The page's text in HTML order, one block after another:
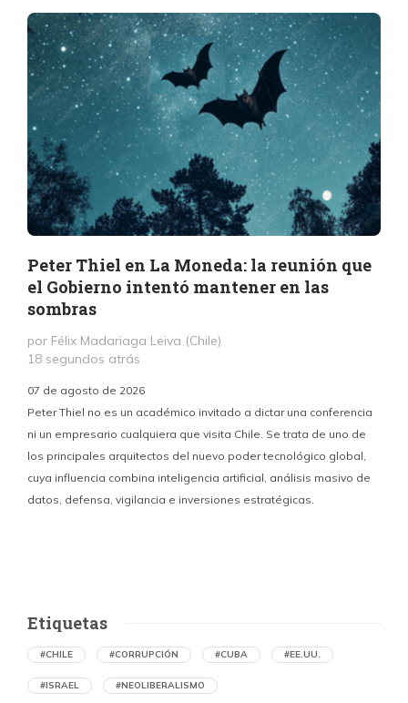
Peter Thiel en La Moneda: la reunión que
el Gobierno intentó mantener en las
sombras
por Félix Madariaga Leiva (Chile)
18 segundos atrás
07 de agosto de 2026
Peter Thiel no es un académico invitado a dictar una conferencia
ni un empresario cualquiera que visita Chile. Se trata de uno de
los principales arquitectos del nuevo poder tecnológico global,
cuya influencia combina inteligencia artificial, análisis masivo de
datos, defensa, vigilancia e inversiones estratégicas.
Etiquetas
#CHILE #CORRUPCIÓN #CUBA #EE.UU.
#ISRAEL #NEOLIBERALISMO